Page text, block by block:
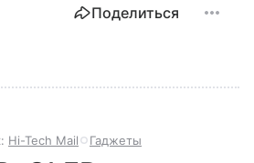
Поделиться
Hi-Tech Mail Гаджеты